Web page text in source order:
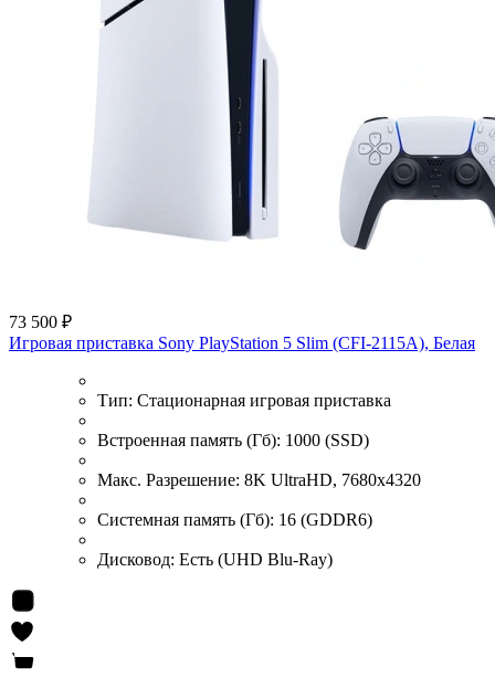
73 500 ₽
Игровая приставка Sony PlayStation 5 Slim (CFI-2115A), Белая
Тип: Стационарная игровая приставка
Встроенная память (Гб): 1000 (SSD)
Макс. Разрешение: 8K UltraHD, 7680x4320
Системная память (Гб): 16 (GDDR6)
Дисковод: Есть (UHD Blu-Ray)